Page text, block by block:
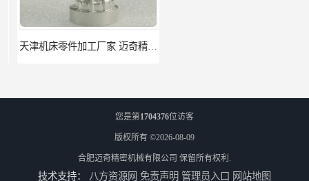
天津机床零件加工厂家 迈奇精密机械 一站式服务
您是第1704376位访客
版权所有 ©2026-08-09
合肥迈奇精密机械有限公司 保留所有权利.
技术支持： 八方资源网 免责声明 管理员入口 网站地图